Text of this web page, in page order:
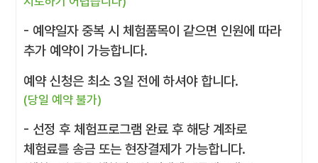
- 예약일자 중복 시 체험품목이 같으면 인원에 따라
추가 예약이 가능합니다.
예약 신청은 최소 3일 전에 하셔야 합니다.
(당일 예약 불가)
- 선정 후 체험프로그램 완료 후 해당 계좌로
체험료를 송금 또는 현장결제가 가능합니다.